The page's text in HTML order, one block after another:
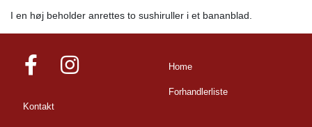
I en høj beholder anrettes to sushiruller i et bananblad.
Kontakt
Home
Forhandlerliste